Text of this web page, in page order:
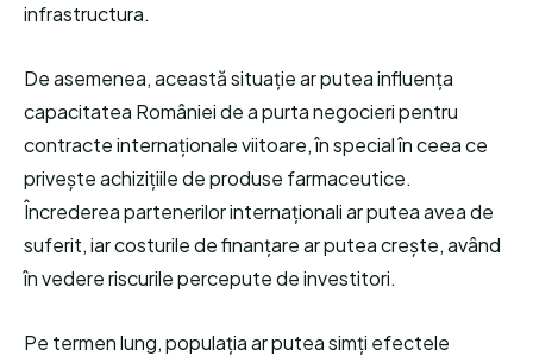
infrastructura.
De asemenea, această situație ar putea influența
capacitatea României de a purta negocieri pentru
contracte internaționale viitoare, în special în ceea ce
privește achizițiile de produse farmaceutice.
Încrederea partenerilor internaționali ar putea avea de
suferit, iar costurile de finanțare ar putea crește, având
în vedere riscurile percepute de investitori.
Pe termen lung, populația ar putea simți efectele